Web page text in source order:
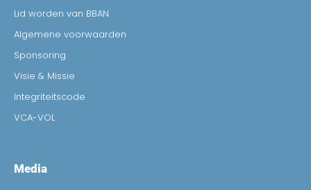
Lid worden van BBAN
Algemene voorwaarden
Sponsoring
Visie & Missie
Integriteitscode
VCA-VOL
Media